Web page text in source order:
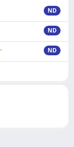
ND
ND
ND